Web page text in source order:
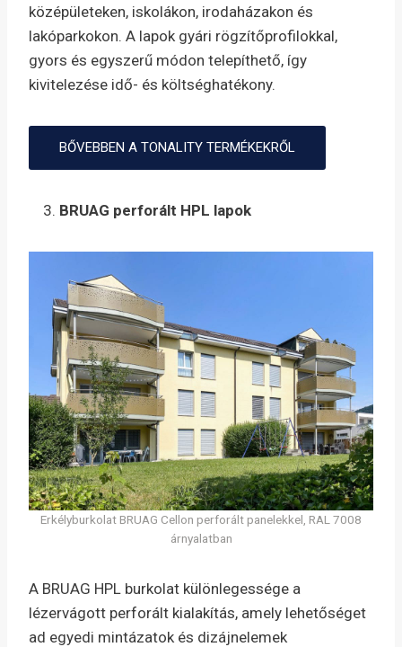
középületeken, iskolákon, irodaházakon és
lakóparkokon. A lapok gyári rögzítőprofilokkal,
gyors és egyszerű módon telepíthető, így
kivitelezése idő- és költséghatékony.
BŐVEBBEN A TONALITY TERMÉKEKRŐL
BRUAG perforált HPL lapok
Erkélyburkolat BRUAG Cellon perforált panelekkel, RAL 7008
árnyalatban
A BRUAG HPL burkolat különlegessége a
lézervágott perforált kialakítás, amely lehetőséget
ad egyedi mintázatok és dizájnelemek